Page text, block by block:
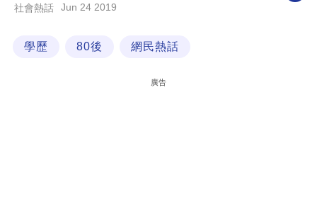
科
社會熱話 Jun 24 2019
學歷 80後 網民熱話
廣告